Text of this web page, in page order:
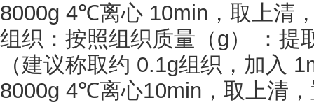
8000g 4℃离心 10min，取上清
组织：按照组织质量（g） ：提
（建议称取约 0.1g组织，加入
8000g 4℃离心10min，取上清